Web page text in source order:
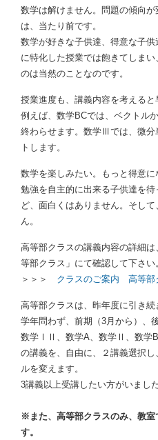
数学は解けません。問題の傾向
は、当たり前です。
数学が好きな子供達、得意な子
に特化した授業では飽きてしま
のは当然のことなのです。
授業進度も、講義内容を考えると
例えば、数学BCでは、ベクトル
終わらせます。数学Ⅲでは、微分
トします。
数学を楽しみたい。もっと得意に
勉強を自主的に出来る子供達を
ど、面白くはありません。そし
ん。
高等部クラスの講義内容の詳細
等部クラス」にて確認して下さい
＞＞＞ クラスのご案内 高等部
高等部クラスは、昨年度に引き続
学年問わず、前期（3月から）、
数学ⅠⅡ、数学A、数学Ⅱ、数学
の講義を、自由に、２講義選択
ルを変えます。
3講義以上受講したい方がいまし
※また、高等部クラスのみ、教室
す。